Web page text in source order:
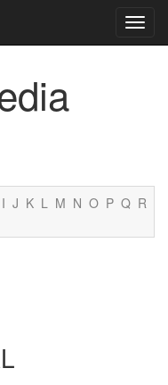
I J K L M N O P Q R